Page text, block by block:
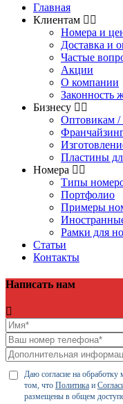
Главная
Клиентам
Номера и
Доставка и
Частые
Акции
О компании
Законность
Бизнесу
Оптовикам /
Пластины
Номера
Типы
Портфолио
Примеры
Рамки для
Статьи
Контакты
Написать нам
Даю согласие на
том, что Политика и
размещены в общем